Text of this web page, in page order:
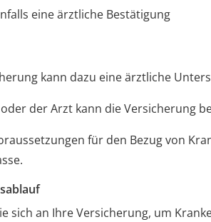
eine ärztliche Bestätigung
kann dazu eine ärztliche
der Arzt kann die Versicherung
für den Bezug von
sich an Ihre Versicherung, um